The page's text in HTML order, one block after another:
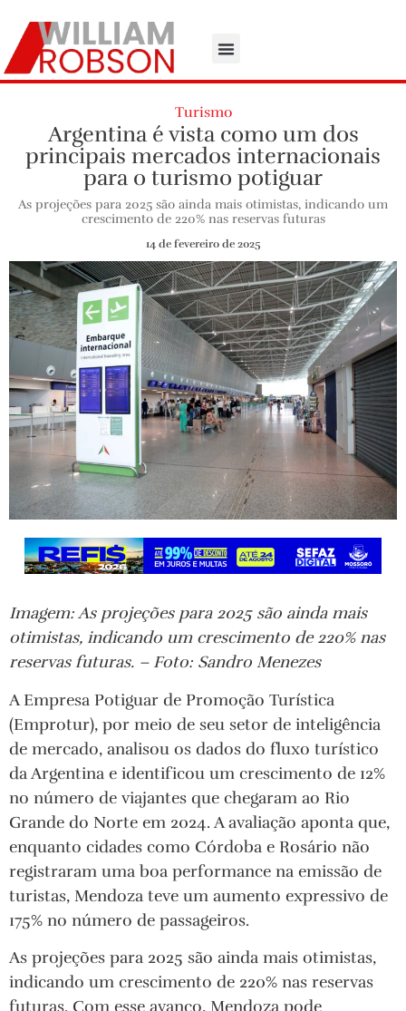
Turismo
Argentina é vista como um dos
principais mercados internacionais
para o turismo potiguar
As projeções para 2025 são ainda mais otimistas, indicando um
crescimento de 220% nas reservas futuras
14 de fevereiro de 2025
Imagem: As projeções para 2025 são ainda mais
otimistas, indicando um crescimento de 220% nas
reservas futuras. – Foto: Sandro Menezes
A Empresa Potiguar de Promoção Turística
(Emprotur), por meio de seu setor de inteligência
de mercado, analisou os dados do fluxo turístico
da Argentina e identificou um crescimento de 12%
no número de viajantes que chegaram ao Rio
Grande do Norte em 2024. A avaliação aponta que,
enquanto cidades como Córdoba e Rosário não
registraram uma boa performance na emissão de
turistas, Mendoza teve um aumento expressivo de
175% no número de passageiros.
As projeções para 2025 são ainda mais otimistas,
indicando um crescimento de 220% nas reservas
futuras. Com esse avanço, Mendoza pode